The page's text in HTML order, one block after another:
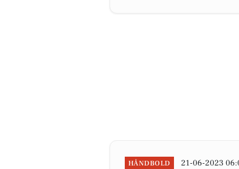
HÅNDBOLD 21-06-2023